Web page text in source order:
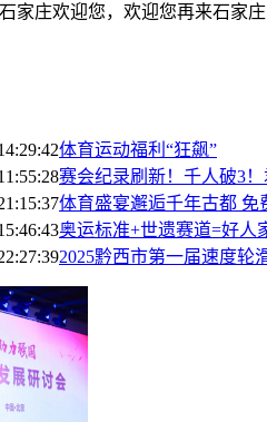
庄欢迎您，欢迎您再来石家庄
体育运动福利“狂飙”
赛会纪录刷新！千人破3
体育盛宴邂逅千年古都 免
奥运标准+世遗赛道=好人
2025黔西市第一届速度轮